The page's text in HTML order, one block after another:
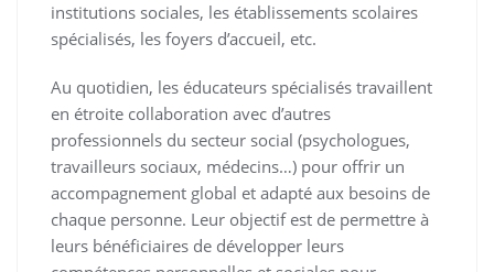
institutions sociales, les établissements scolaires
spécialisés, les foyers d’accueil, etc.
Au quotidien, les éducateurs spécialisés travaillent
en étroite collaboration avec d’autres
professionnels du secteur social (psychologues,
travailleurs sociaux, médecins…) pour offrir un
accompagnement global et adapté aux besoins de
chaque personne. Leur objectif est de permettre à
leurs bénéficiaires de développer leurs